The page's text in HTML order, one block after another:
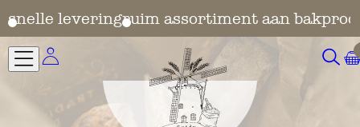
snelle leveringruim assortiment aan